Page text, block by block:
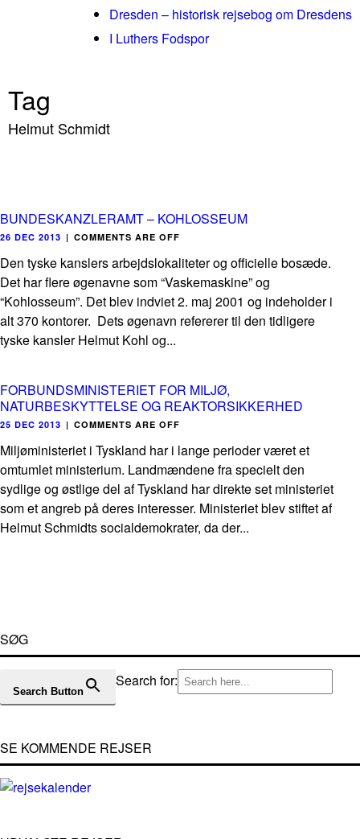
Dresden – historisk rejsebog om Dresdens
I Luthers Fodspor
Tag
Helmut Schmidt
BUNDESKANZLERAMT – KOHLOSSEUM
26 DEC 2013 | COMMENTS ARE OFF
Den tyske kanslers arbejdslokaliteter og officielle bosæde.
Det har flere øgenavne som “Vaskemaskine” og
“Kohlosseum”. Det blev indviet 2. maj 2001 og indeholder i
alt 370 kontorer. Dets øgenavn refererer til den tidligere
tyske kansler Helmut Kohl og...
FORBUNDSMINISTERIET FOR MILJØ,
NATURBESKYTTELSE OG REAKTORSIKKERHED
25 DEC 2013 | COMMENTS ARE OFF
Miljøministeriet i Tyskland har i lange perioder været et
omtumlet ministerium. Landmændene fra specielt den
sydlige og østlige del af Tyskland har direkte set ministeriet
som et angreb på deres interesser. Ministeriet blev stiftet af
Helmut Schmidts socialdemokrater, da der...
SØG
Search for:
Search Button
SE KOMMENDE REJSER